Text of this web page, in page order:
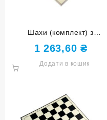
Шахи (комплект) з
дерев’яними фігурами
G420-3
1 263,60 ₴
Додати в кошик